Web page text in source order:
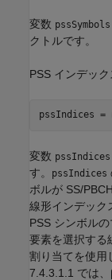
変数 pssSymbols
クトルです。
PSS インデック
pssIndices =
変数 pssIndices
す。
pssIndices
ボルが SS/
線形インデック
PSS シンボル
要素を選択する
割り当てを使用
7.4.3.1.1 では、